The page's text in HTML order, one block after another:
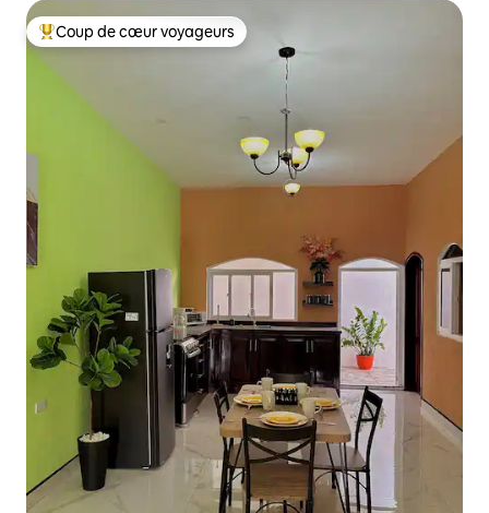
Coups de cœur voyageurs les plus appréciés
Coup de cœur voyageurs